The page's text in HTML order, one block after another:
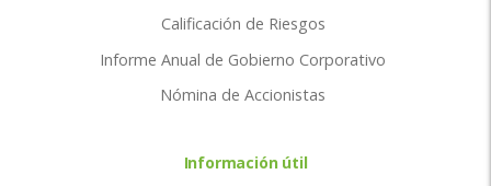
Calificación de Riesgos
Informe Anual de Gobierno Corporativo
Nómina de Accionistas
Información útil